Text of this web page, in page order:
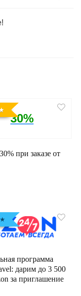
30%
при заказе от
программа
дарим до 3 500
за приглашение